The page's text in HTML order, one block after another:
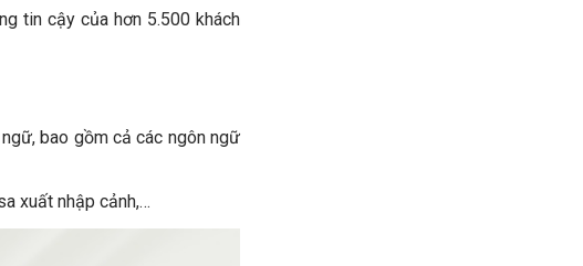
tin cậy của hơn 5.500 khách
bao gồm cả các ngôn ngữ
xuất nhập cảnh,…